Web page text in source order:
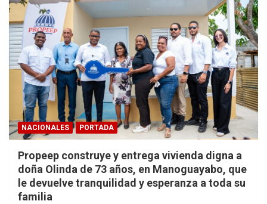
NACIONALES PORTADA
Propeep construye y entrega vivienda digna a
doña Olinda de 73 años, en Manoguayabo, que
le devuelve tranquilidad y esperanza a toda su
familia